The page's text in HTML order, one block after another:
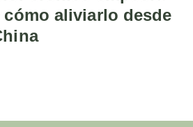
aliviarlo desde